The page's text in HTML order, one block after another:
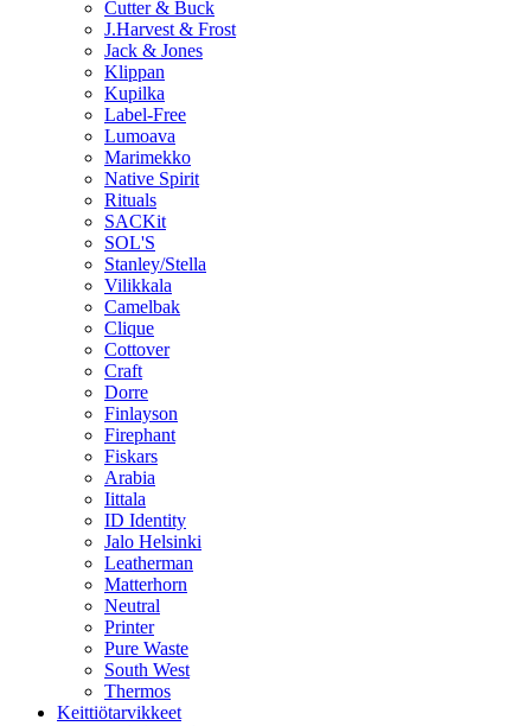
Cutter & Buck
J.Harvest & Frost
Jack & Jones
Klippan
Kupilka
Label-Free
Lumoava
Marimekko
Native Spirit
Rituals
SACKit
SOL'S
Stanley/Stella
Vilikkala
Camelbak
Clique
Cottover
Craft
Dorre
Finlayson
Firephant
Fiskars
Arabia
Iittala
ID Identity
Jalo Helsinki
Leatherman
Matterhorn
Neutral
Printer
Pure Waste
South West
Thermos
Keittiötarvikkeet